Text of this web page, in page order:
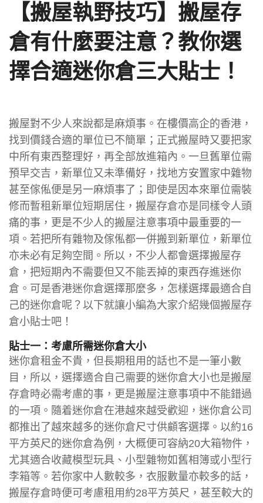
【搬屋執野技巧】搬屋存
倉有什麼要注意？教你選
擇合適迷你倉三大貼士！
搬屋對不少人來說都是麻煩事。在樓價高企的香港，
找到價錢合適的單位已不簡單；正式搬屋時又要把家
中所有東西整理好，再全部放進箱內。一旦舊單位需
預早交吉，新單位又未準備好，找地方安置家中雜物
甚至傢俬便是另一麻煩事了；即使是因本來單位需裝
修而暫租新單位短期居住，搬屋存倉亦是同樣令人頭
痛的事，更是不少人的搬屋注意事項中最重要的一
項。若把所有雜物及傢俬都一併搬到新單位，新單位
亦未必有足夠空間。所以，不少人都會選擇搬屋存
倉，把短期內不需要但又不能丟掉的東西存進迷你
倉。可是香港迷你倉選擇那麼多，怎樣選擇最適合自
己的迷你倉呢？以下就讓小編為大家介紹幾個搬屋存
倉小貼士吧！
貼士一：考慮所需迷你倉大小
迷你倉租金不貴，但長期租用的話也不是一筆小數
目，所以，選擇適合自己需要的迷你倉大小也是搬屋
存倉時必需考慮的事，更是搬屋注意事項中不能錯過
的一項。隨着迷你倉在港越來越受歡迎，迷你倉公司
都推出了越來越多的迷你倉尺寸供顧客選擇。以約16
平方英尺的迷你倉為例，大概便可容納20大箱物件，
尤其適合收藏模型玩具、小型雜物如舊相簿或小型行
李箱等。若你家中人數較多，衣服數量亦較多的話，
搬屋存倉時便可考慮租用約28平方英尺，甚至較大的